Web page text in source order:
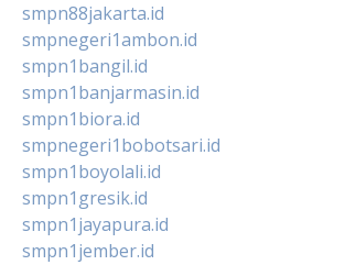
smpn88jakarta.id
smpnegeri1ambon.id
smpn1bangil.id
smpn1banjarmasin.id
smpn1biora.id
smpnegeri1bobotsari.id
smpn1boyolali.id
smpn1gresik.id
smpn1jayapura.id
smpn1jember.id